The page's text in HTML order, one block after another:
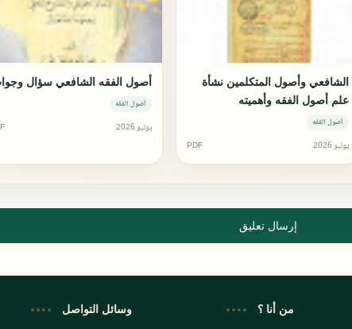
الشافعي وأصول المتكلمين نشأة
علم أصول الفقه وأهميته
أصول الفقه
يوليو 2026 PDF
أصول الفقه الشافعي سؤال
أصول الفقه
يوليو 2026
إرسال تعليق
من أنا ؟ وسائل التواصل